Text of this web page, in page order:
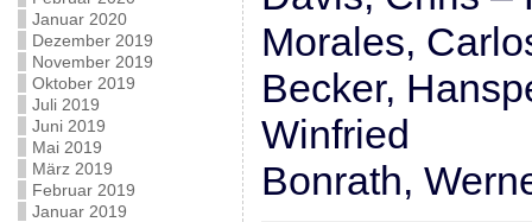
Januar 2020
Dezember 2019
November 2019
Oktober 2019
Juli 2019
Juni 2019
Mai 2019
März 2019
Februar 2019
Januar 2019
Morales,
Becker,
Winfried
Bonrath,